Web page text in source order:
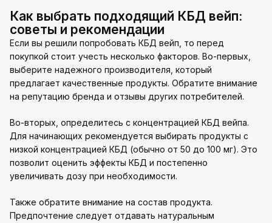
Как выбрать подходящий КБД вейп:
советы и рекомендации
Если вы решили попробовать КБД вейп, то перед
покупкой стоит учесть несколько факторов. Во-первых,
выберите надежного производителя, который
предлагает качественные продукты. Обратите внимание
на репутацию бренда и отзывы других потребителей.
Во-вторых, определитесь с концентрацией КБД вейпа.
Для начинающих рекомендуется выбирать продукты с
низкой концентрацией КБД (обычно от 50 до 100 мг). Это
позволит оценить эффекты КБД и постепенно
увеличивать дозу при необходимости.
Также обратите внимание на состав продукта.
Предпочтение следует отдавать натуральным